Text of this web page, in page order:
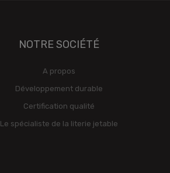
NOTRE SOCIÉTÉ
A propos
Développement durable
Certification qualité
Le spécialiste de la literie jetable